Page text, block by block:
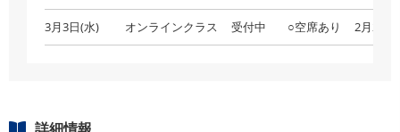
3月3日(水) オンラインクラス 受付中 ○空席あり 2月28日